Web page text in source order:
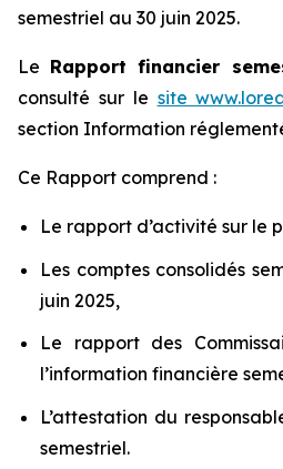
semestriel au 30 juin 2025.
Le Rapport financier
consulté sur le site
section Information
Ce Rapport comprend :
Le rapport d’activité sur le
Les comptes consolidés
juin 2025,
Le rapport des
l’information financière
L’attestation du
semestriel.